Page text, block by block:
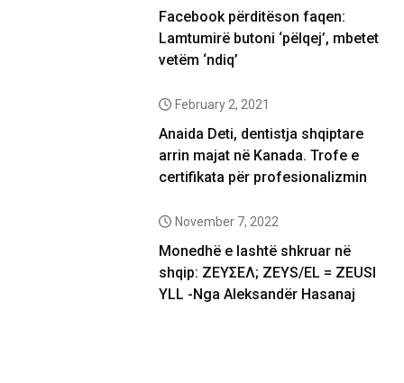
Facebook përditëson faqen:
Lamtumirë butoni ‘pëlqej’, mbetet
vetëm ‘ndiq’
February 2, 2021
Anaida Deti, dentistja shqiptare
arrin majat në Kanada. Trofe e
certifikata për profesionalizmin
November 7, 2022
Monedhë e lashtë shkruar në
shqip: ΖΕΥΣΕΛ; ZEYS/EL = ZEUSI
YLL -Nga Aleksandër Hasanaj